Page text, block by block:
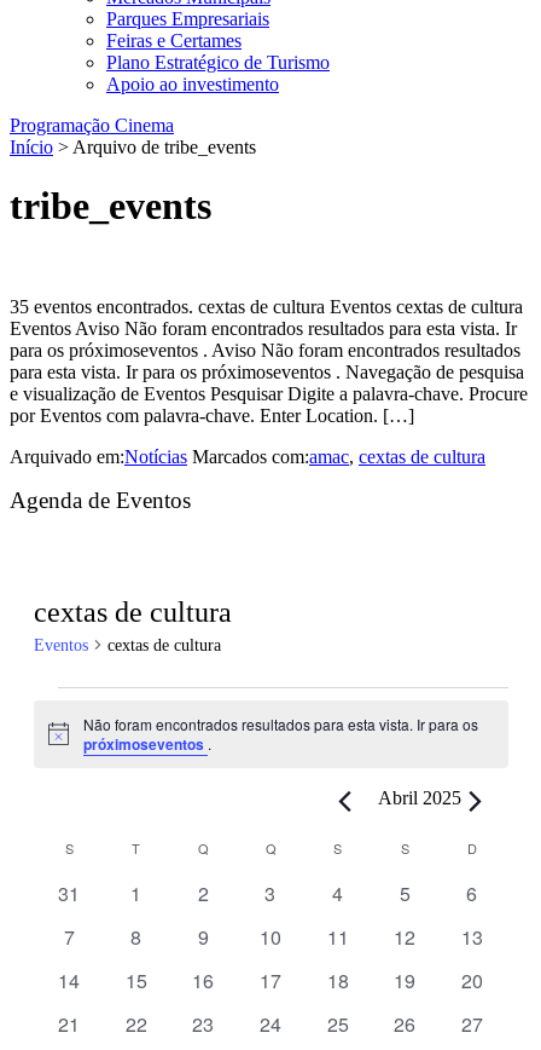
Parques Empresariais
Feiras e Certames
Plano Estratégico de Turismo
Apoio ao investimento
Programação Cinema
Início > Arquivo de tribe_events
tribe_events
35 eventos encontrados. cextas de cultura Eventos cextas de cultura
Eventos Aviso Não foram encontrados resultados para esta vista. Ir
para os próximoseventos . Aviso Não foram encontrados resultados
para esta vista. Ir para os próximoseventos . Navegação de pesquisa
e visualização de Eventos Pesquisar Digite a palavra-chave. Procure
por Eventos com palavra-chave. Enter Location. […]
Arquivado em:Notícias Marcados com:amac, cextas de cultura
Sidebar
Agenda de Eventos
cextas de cultura
Eventos cextas de cultura
Aviso
Não foram encontrados resultados para esta vista. Ir para os
próximoseventos .
Abril 2025
Calendário
de
SSEGUNDA-FEIRA
T TERÇA-FEIRA
Q QUARTA-FEIRA
Q QUINTA-FEIRA
S SEXTA-FEIRA
SSÁBADO D
0
31
0
1
0
2
0
3
0
4
0
5
0
6
0
7
0
8
0
9
0
10
0
11
0
12
0
13
0
14
0
15
0
16
0
17
0
18
0
19
0
20
0
21
0
22
0
23
0
24
0
25
0
26
0
27